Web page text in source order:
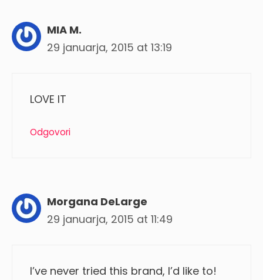
MIA M.
29 januarja, 2015 at 13:19
LOVE IT
Odgovori
Morgana DeLarge
29 januarja, 2015 at 11:49
I’ve never tried this brand, I’d like to!